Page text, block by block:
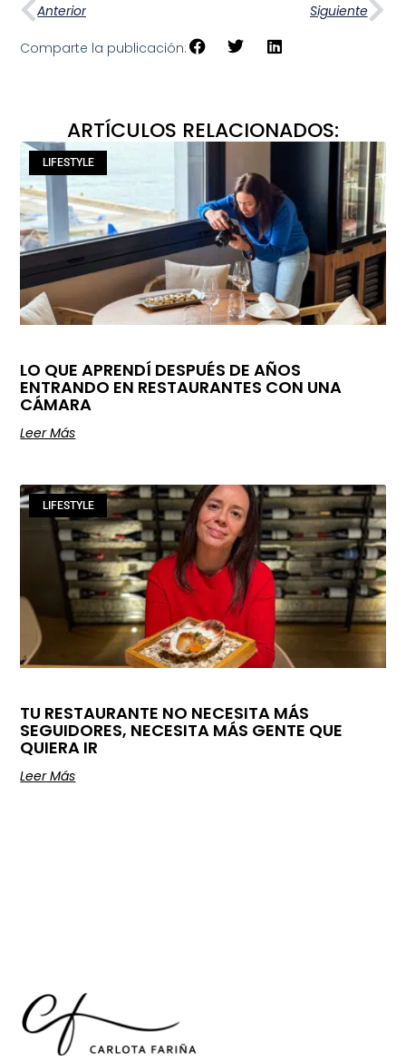
Anterior Siguiente
Comparte la publicación:
ARTÍCULOS RELACIONADOS:
LIFESTYLE
LO QUE APRENDÍ DESPUÉS DE AÑOS
ENTRANDO EN RESTAURANTES CON UNA
CÁMARA
Leer Más
LIFESTYLE
TU RESTAURANTE NO NECESITA MÁS
SEGUIDORES, NECESITA MÁS GENTE QUE
QUIERA IR
Leer Más